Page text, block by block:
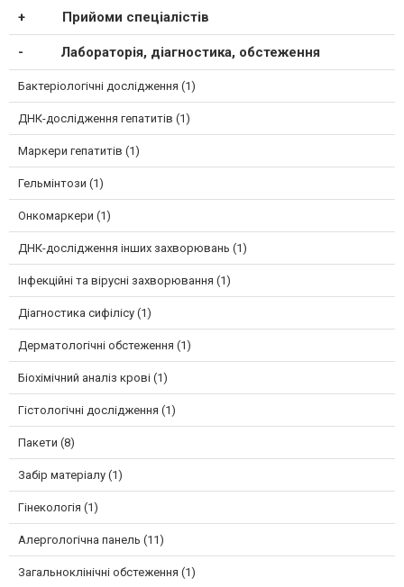
Прийоми спеціалістів
Лабораторія, діагностика, обстеження
Бактеріологічні дослідження (1)
ДНК-дослідження гепатитів (1)
Маркери гепатитів (1)
Гельмінтози (1)
Онкомаркери (1)
ДНК-дослідження інших захворювань (1)
Інфекційні та вірусні захворювання (1)
Діагностика сифілісу (1)
Дерматологічні обстеження (1)
Біохімічний аналіз крові (1)
Гістологічні дослідження (1)
Пакети (8)
Забір матеріалу (1)
Гінекологія (1)
Алергологічна панель (11)
Загальноклінічні обстеження (1)